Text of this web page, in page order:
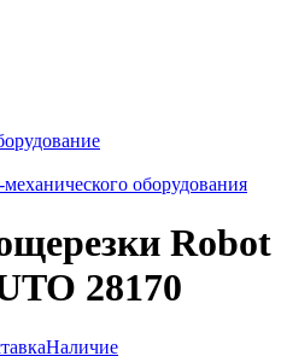
оборудования
Robot
28170
Наличие